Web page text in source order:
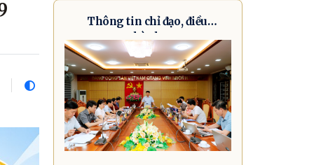
Thông tin chỉ đạo, điều
hành